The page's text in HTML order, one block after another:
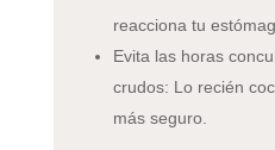
reacciona tu
Evita las horas
crudos: Lo recién
más seguro.